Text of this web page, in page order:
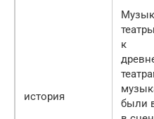
история
к
были